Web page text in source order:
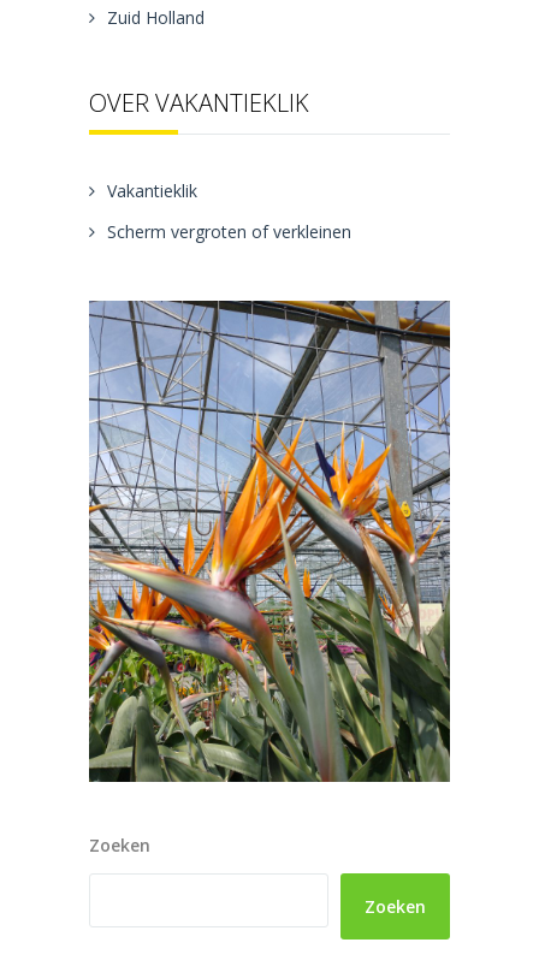
Zuid Holland
OVER VAKANTIEKLIK
Vakantieklik
Scherm vergroten of verkleinen
Zoeken
Zoeken